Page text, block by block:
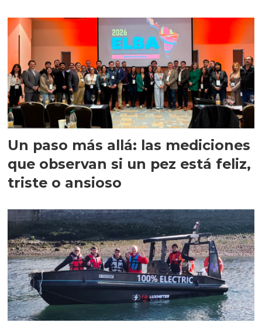
Un paso más allá: las mediciones
que observan si un pez está feliz,
triste o ansioso